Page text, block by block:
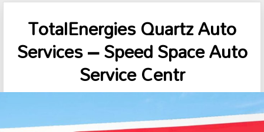
TotalEnergies Quartz Auto
Services – Speed Space Auto
Service Centr